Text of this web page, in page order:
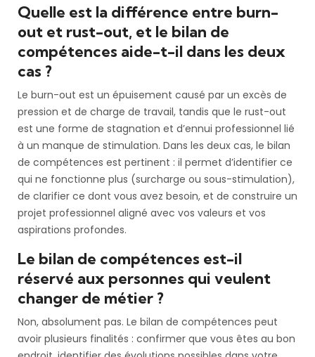
Quelle est la différence entre burn-
out et rust-out, et le bilan de
compétences aide-t-il dans les deux
cas ?
Le burn-out est un épuisement causé par un excès de
pression et de charge de travail, tandis que le rust-out
est une forme de stagnation et d’ennui professionnel lié
à un manque de stimulation. Dans les deux cas, le bilan
de compétences est pertinent : il permet d’identifier ce
qui ne fonctionne plus (surcharge ou sous-stimulation),
de clarifier ce dont vous avez besoin, et de construire un
projet professionnel aligné avec vos valeurs et vos
aspirations profondes.
Le bilan de compétences est-il
réservé aux personnes qui veulent
changer de métier ?
Non, absolument pas. Le bilan de compétences peut
avoir plusieurs finalités : confirmer que vous êtes au bon